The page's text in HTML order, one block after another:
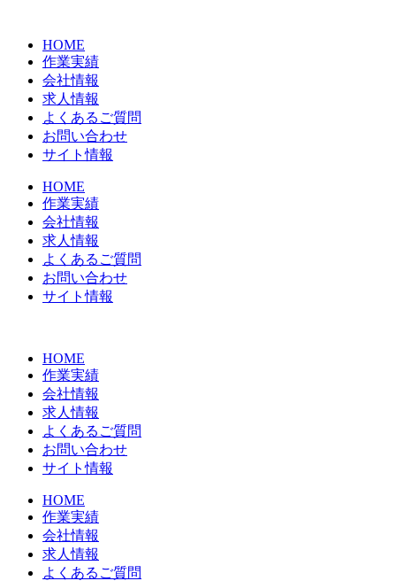
HOME
作業実績
会社情報
求人情報
よくあるご質問
お問い合わせ
サイト情報
HOME
作業実績
会社情報
求人情報
よくあるご質問
お問い合わせ
サイト情報
HOME
作業実績
会社情報
求人情報
よくあるご質問
お問い合わせ
サイト情報
HOME
作業実績
会社情報
求人情報
よくあるご質問